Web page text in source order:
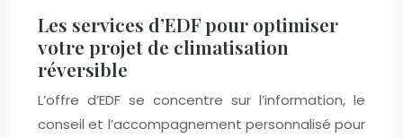
Les services d’EDF pour optimiser
votre projet de climatisation
réversible
L’offre d’EDF se concentre sur l’information, le
conseil et l’accompagnement personnalisé pour